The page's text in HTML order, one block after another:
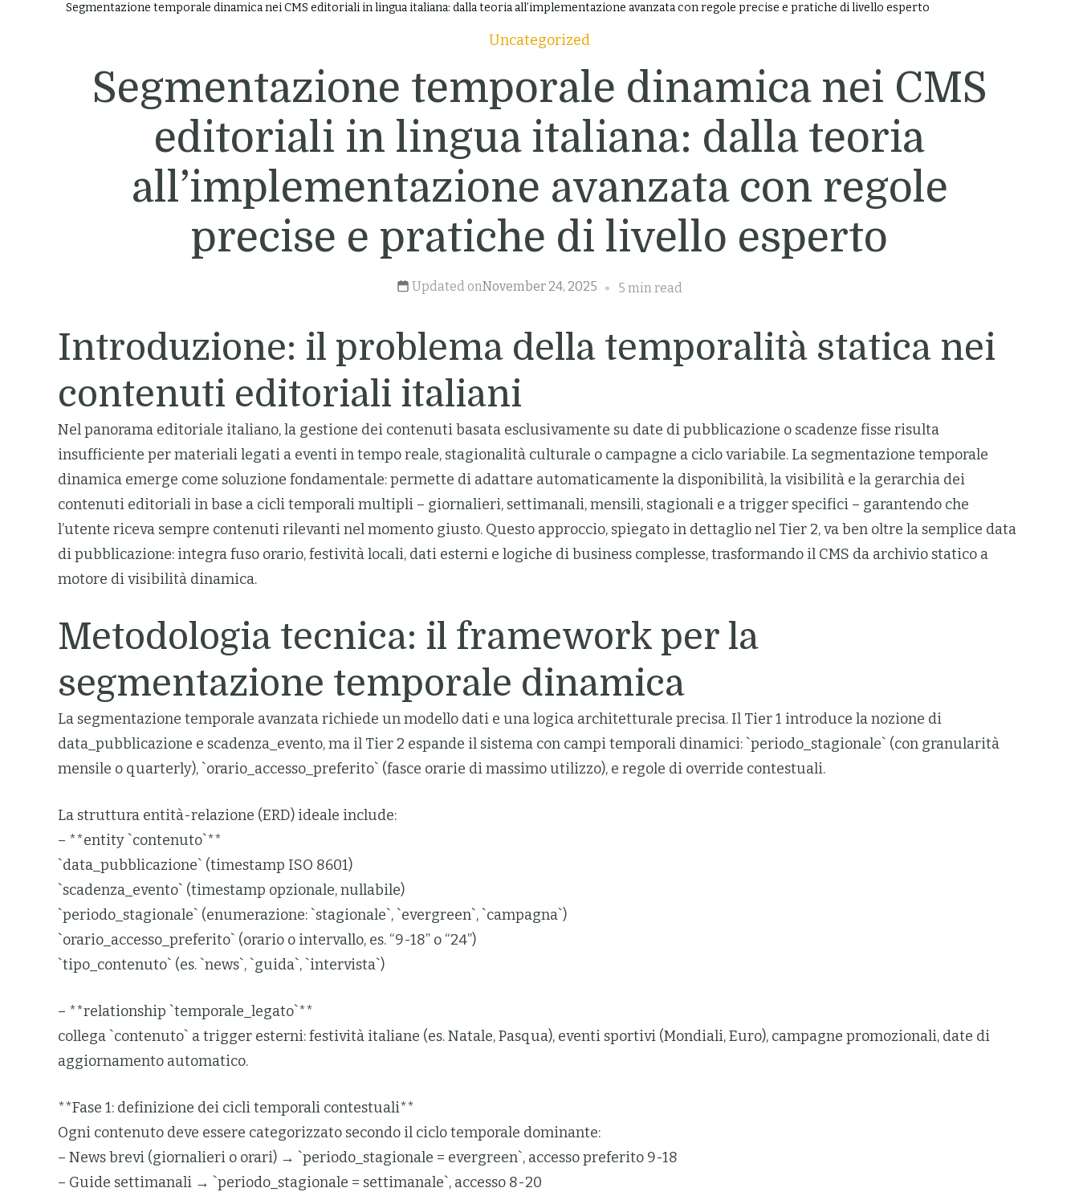
Segmentazione temporale dinamica nei CMS editoriali in lingua italiana: dalla teoria all’implementazione avanzata con regole precise e pratiche di livello esperto
Uncategorized
Segmentazione temporale dinamica nei CMS
editoriali in lingua italiana: dalla teoria
all’implementazione avanzata con regole
precise e pratiche di livello esperto
Updated onNovember 24, 2025 5 min read
Introduzione: il problema della temporalità statica nei
contenuti editoriali italiani
Nel panorama editoriale italiano, la gestione dei contenuti basata esclusivamente su date di pubblicazione o scadenze fisse risulta
insufficiente per materiali legati a eventi in tempo reale, stagionalità culturale o campagne a ciclo variabile. La segmentazione temporale
dinamica emerge come soluzione fondamentale: permette di adattare automaticamente la disponibilità, la visibilità e la gerarchia dei
contenuti editoriali in base a cicli temporali multipli – giornalieri, settimanali, mensili, stagionali e a trigger specifici – garantendo che
l’utente riceva sempre contenuti rilevanti nel momento giusto. Questo approccio, spiegato in dettaglio nel Tier 2, va ben oltre la semplice data
di pubblicazione: integra fuso orario, festività locali, dati esterni e logiche di business complesse, trasformando il CMS da archivio statico a
motore di visibilità dinamica.
Metodologia tecnica: il framework per la
segmentazione temporale dinamica
La segmentazione temporale avanzata richiede un modello dati e una logica architetturale precisa. Il Tier 1 introduce la nozione di
data_pubblicazione e scadenza_evento, ma il Tier 2 espande il sistema con campi temporali dinamici: `periodo_stagionale` (con granularità
mensile o quarterly), `orario_accesso_preferito` (fasce orarie di massimo utilizzo), e regole di override contestuali.
La struttura entità-relazione (ERD) ideale include:
– **entity `contenuto`**
`data_pubblicazione` (timestamp ISO 8601)
`scadenza_evento` (timestamp opzionale, nullabile)
`periodo_stagionale` (enumerazione: `stagionale`, `evergreen`, `campagna`)
`orario_accesso_preferito` (orario o intervallo, es. “9-18” o “24”)
`tipo_contenuto` (es. `news`, `guida`, `intervista`)
– **relationship `temporale_legato`**
collega `contenuto` a trigger esterni: festività italiane (es. Natale, Pasqua), eventi sportivi (Mondiali, Euro), campagne promozionali, date di
aggiornamento automatico.
**Fase 1: definizione dei cicli temporali contestuali**
Ogni contenuto deve essere categorizzato secondo il ciclo temporale dominante:
– News brevi (giornalieri o orari) → `periodo_stagionale = evergreen`, accesso preferito 9-18
– Guide settimanali → `periodo_stagionale = settimanale`, accesso 8-20